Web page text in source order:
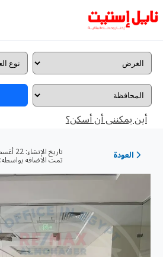
أين يمكننى أن أسكن؟
العودة تاريخ الإنشاء:
تمت الاضافه بواسطه: